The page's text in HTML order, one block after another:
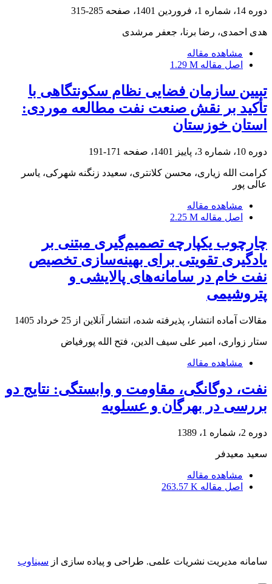
دوره 14، شماره 1، فروردین 1401، صفحه 285-315
هدی احمدی، رضا برنا، جعفر مرشدی
مشاهده مقاله
اصل مقاله 1.29 M
تبیین سازمان فضایی نظام سکونتگاهی با
تأکید بر نقش صنعت نفت مطالعه موردی:
استان خوزستان
دوره 10، شماره 3، پاییز 1401، صفحه 171-191
کرامت الله زیاری، محسن کلانتری، سعیدد زنگنه شهرکی، یاسر
عالی پور
مشاهده مقاله
اصل مقاله 2.25 M
چارچوب یکپارچه تصمیم‌گیری مبتنی بر
یادگیری تقویتی برای بهینه‌سازی تخصیص
نفت خام در سامانه‌های پالایشی و
پتروشیمی
مقالات آماده انتشار، پذیرفته شده، انتشار آنلاین از 25 خرداد 1405
ستار زواری، امیر علی سیف الدین، فتح الله پورفیاض
مشاهده مقاله
نفت، دوگانگی، مقاومت و وابستگی: نتایج دو
بررسی در بهرگان و عسلویه
دوره 2، شماره 1، 1389
سعید معیدفر
مشاهده مقاله
اصل مقاله 263.57 K
سامانه مدیریت نشریات علمی. طراحی و پیاده سازی از سیناوب